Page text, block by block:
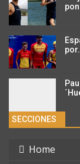
SECCIONES
Home